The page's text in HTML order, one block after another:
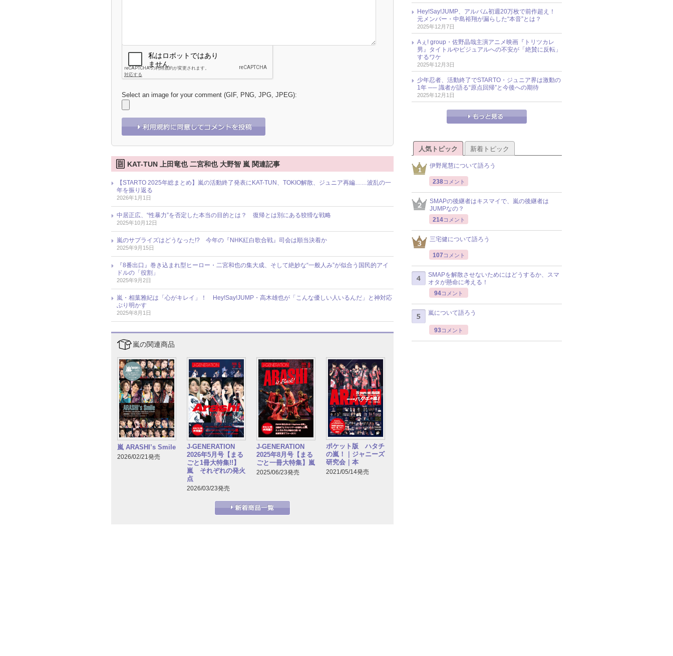
Select an image for your comment (GIF, PNG, JPG, JPEG):
KAT-TUN 上田竜也 二宮和也 大野智 嵐 関連記事
【STARTO 2025年総まとめ】嵐の活動終了発表にKAT-TUN、TOKIO解散、ジュニア再編……波乱の一
年を振り返る
2026年1月1日
中居正広、“性暴力”を否定した本当の目的とは？ 復帰とは別にある狡猾な戦略
2025年10月12日
嵐のサプライズはどうなった!? 今年の『NHK紅白歌合戦』司会は順当決着か
2025年9月15日
『8番出口』巻き込まれ型ヒーロー・二宮和也の集大成、そして絶妙な“一般人み”が似合う国民的アイ
ドルの「役割」
2025年9月2日
嵐・相葉雅紀は「心がキレイ」！ Hey!Say!JUMP・高木雄也が「こんな優しい人いるんだ」と神対応
ぶり明かす
2025年8月1日
嵐の関連商品
嵐 ARASHI’s Smile
2026/02/21発売
J-GENERATION
2026年5月号【まる
ごと1冊大特集!!】
嵐 それぞれの発火
点
2026/03/23発売
J-GENERATION
2025年8月号【まる
ごと一冊大特集】嵐
2025/06/23発売
ポケット版 ハタチ
の嵐！｜ジャニーズ
研究会｜本
2021/05/14発売
Hey!Say!JUMP、アルバム初週20万枚で前作超え！
元メンバー・中島裕翔が漏らした“本音”とは？
2025年12月7日
Aぇ! group・佐野晶哉主演アニメ映画『トリツカレ
男』タイトルやビジュアルへの不安が「絶賛に反転」
するワケ
2025年12月3日
少年忍者、活動終了でSTARTO・ジュニア界は激動の
1年 ── 識者が語る“原点回帰”と今後への期待
2025年12月1日
人気トピック 新着トピック
伊野尾慧について語ろう
238コメント
SMAPの後継者はキスマイで、嵐の後継者は
JUMPなの？
214コメント
三宅健について語ろう
107 コメント
SMAPを解散させないためにはどうするか、スマ
オタが懸命に考える！
94コメント
嵐について語ろう
93コメント